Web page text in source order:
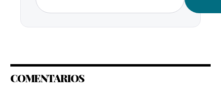
COMENTARIOS